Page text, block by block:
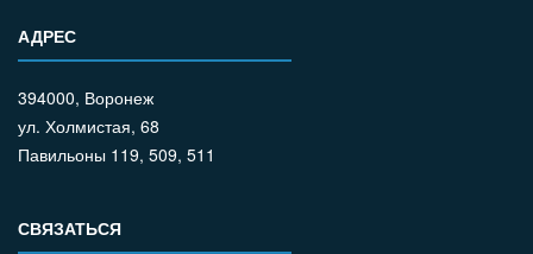
АДРЕС
394000, Воронеж
ул. Холмистая, 68
Павильоны 119, 509, 511
СВЯЗАТЬСЯ